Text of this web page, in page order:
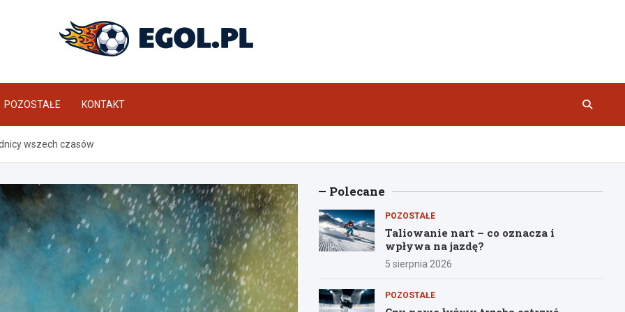
eGol.pl
POZOSTAŁE KONTAKT
wszech czasów
Polecane
POZOSTAŁE
Taliowanie nart – co oznacza i
wpływa na jazdę?
5 sierpnia 2026
POZOSTAŁE